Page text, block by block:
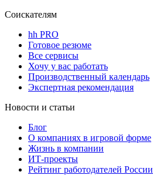
Соискателям
hh PRO
Готовое резюме
Все сервисы
Хочу у вас работать
Производственный календарь
Экспертная рекомендация
Новости и статьи
Блог
О компаниях в игровой форме
Жизнь в компании
ИТ-проекты
Рейтинг работодателей России